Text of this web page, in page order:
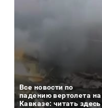
Все новости по
падению вертолета на
Кавказе: читать здесь